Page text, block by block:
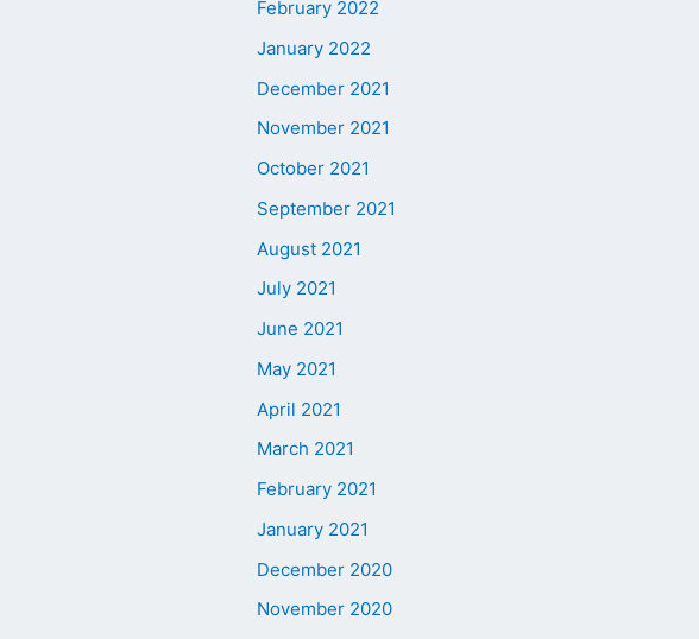
February 2022
January 2022
December 2021
November 2021
October 2021
September 2021
August 2021
July 2021
June 2021
May 2021
April 2021
March 2021
February 2021
January 2021
December 2020
November 2020